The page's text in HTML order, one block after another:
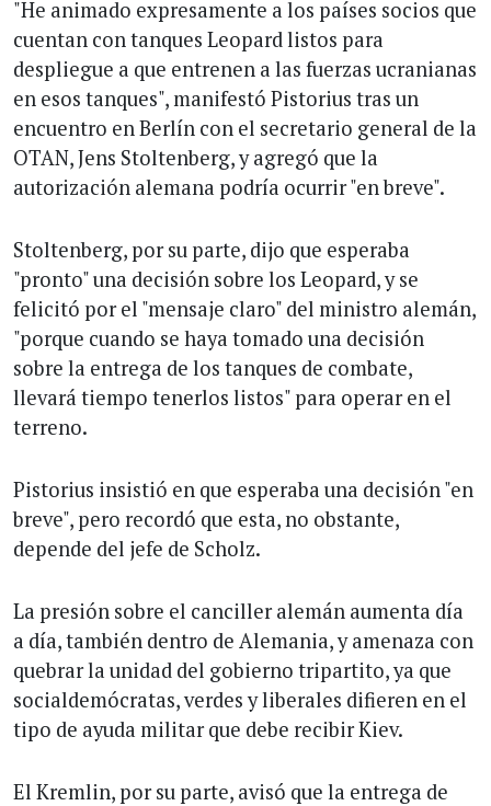
"He animado expresamente a los países socios que
cuentan con tanques Leopard listos para
despliegue a que entrenen a las fuerzas ucranianas
en esos tanques", manifestó Pistorius tras un
encuentro en Berlín con el secretario general de la
OTAN, Jens Stoltenberg, y agregó que la
autorización alemana podría ocurrir "en breve".
Stoltenberg, por su parte, dijo que esperaba
"pronto" una decisión sobre los Leopard, y se
felicitó por el "mensaje claro" del ministro alemán,
"porque cuando se haya tomado una decisión
sobre la entrega de los tanques de combate,
llevará tiempo tenerlos listos" para operar en el
terreno.
Pistorius insistió en que esperaba una decisión "en
breve", pero recordó que esta, no obstante,
depende del jefe de Scholz.
La presión sobre el canciller alemán aumenta día
a día, también dentro de Alemania, y amenaza con
quebrar la unidad del gobierno tripartito, ya que
socialdemócratas, verdes y liberales difieren en el
tipo de ayuda militar que debe recibir Kiev.
El Kremlin, por su parte, avisó que la entrega de